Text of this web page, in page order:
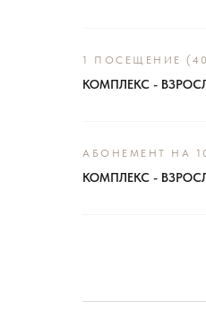
1 ПОСЕЩЕНИЕ
КОМПЛЕКС -
АБОНЕМЕНТ НА
КОМПЛЕКС -